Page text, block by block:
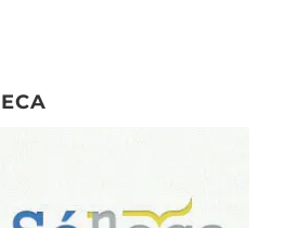
las redes sociales